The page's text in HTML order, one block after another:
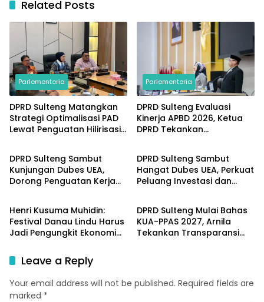
Related Posts
Parlementeria
DPRD Sulteng Matangkan
Strategi Optimalisasi PAD
Lewat Penguatan Hilirisasi
Parlementeria
DPRD Sulteng Evaluasi
Kinerja APBD 2026, Ketua
DPRD Tekankan
Parlementeria
DPRD Sulteng Sambut
Kunjungan Dubes UEA,
Dorong Penguatan Kerja
Parlementeria
DPRD Sulteng Sambut
Hangat Dubes UEA, Perkuat
Peluang Investasi dan
Parlementeria
Henri Kusuma Muhidin:
Festival Danau Lindu Harus
Jadi Pengungkit Ekonomi
Parlementeria
DPRD Sulteng Mulai Bahas
KUA-PPAS 2027, Arnila
Tekankan Transparansi
Leave a Reply
Your email address will not be published. Required fields are
marked *